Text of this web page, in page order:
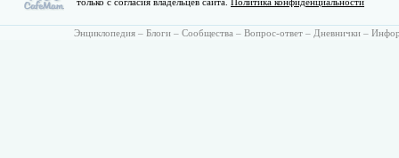
Энциклопедия – Блоги – Сообщества – Вопрос-ответ – Дневнички –